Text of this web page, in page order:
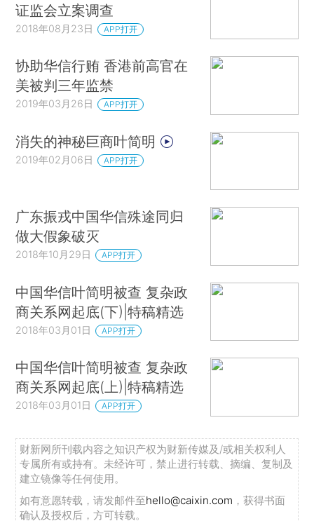
证监会立案调查
2018年08月23日 APP打开
协助华信行贿 香港前高官在
美被判三年监禁
2019年03月26日 APP打开
消失的神秘巨商叶简明
2019年02月06日 APP打开
广东振戎中国华信殊途同归
做大假象破灭
2018年10月29日 APP打开
中国华信叶简明被查 复杂政
商关系网起底(下)|特稿精选
2018年03月01日 APP打开
中国华信叶简明被查 复杂政
商关系网起底(上)|特稿精选
2018年03月01日 APP打开
财新网所刊载内容之知识产权为财新传媒及/或相关权利人
专属所有或持有。未经许可，禁止进行转载、摘编、复制及
建立镜像等任何使用。
如有意愿转载，请发邮件至hello@caixin.com ，获得书面
确认及授权后，方可转载。